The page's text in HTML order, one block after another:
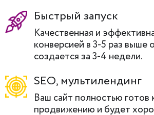
Быстрый запуск
Качественная и
конверсией в 3-5 раз выше
создается за 3-4 недели.
SEO, мультилендинг
Ваш сайт полностью готов
продвижению и будет